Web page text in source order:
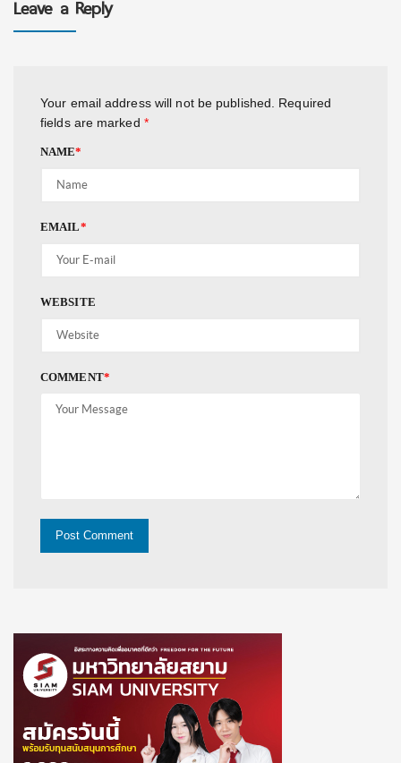
Leave a Reply
Your email address will not be published.
Required
fields are marked *
NAME*
EMAIL*
WEBSITE
COMMENT*